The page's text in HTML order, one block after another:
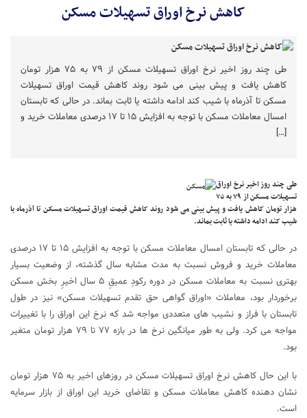
کاهش نرخ اوراق تسهیلات مسکن
طی چند روز اخیر نرخ اوراق تسهیلات مسکن از ۷۹ به ۷۵ هزار تومان
کاهش یافت و پیش بینی می شود روند کاهش قیمت اوراق تسهیلات
مسکن تا آذرماه با شیب کند ادامه داشته یا ثابت بماند. در حالی که تابستان
امسال معاملات مسکن با توجه به افزایش ۱۵ تا ۱۷ درصدی معاملات خرید و
[…]
طی چند روز اخیر نرخ اوراق
تسهیلات مسکن از ۷۹ به ۷۵
هزار تومان کاهش یافت و پیش بینی می شود روند کاهش قیمت اوراق تسهیلات مسکن تا آذرماه با
شیب کند ادامه داشته یا ثابت بماند.
در حالی که تابستان امسال معاملات مسکن با توجه به افزایش ۱۵ تا ۱۷ درصدی
معاملات خرید و فروش نسبت به مدت مشابه سال گذشته، از وضعیت بسیار
بهتری نسبت به معاملات مسکن در دوره رکودِ عمیقِ ۵ سال اخیرِ بخش مسکن
برخوردار بود، معاملات «اوراق گواهی حق تقدم تسهیلات مسکن» نیز در طول
تابستان با فراز و نشیب های متعددی مواجه شد که نرخ این اوراق را با تغییرات
مواجه می کرد. ولی به طور میانگین نرخ ها در بازه ۷۷ تا ۷۹ هزار تومان متغیر
بود.
با این حال کاهش نرخ اوراق تسهیلات مسکن در روزهای اخیر به ۷۵ هزار تومان
نشان دهنده کاهش معاملات مسکن و تقاضای خرید این اوراق از بازار سرمایه
است.